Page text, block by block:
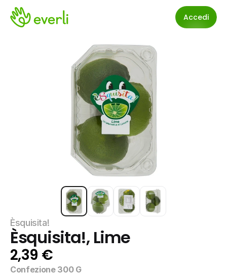
Accedi
Èsquisita!
Èsquisita!, Lime
2,39 €
Confezione 300 G